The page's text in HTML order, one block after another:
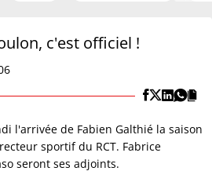
c'est officiel !
l'arrivée de Fabien Galthié la saison
sportif du RCT. Fabrice
seront ses adjoints.